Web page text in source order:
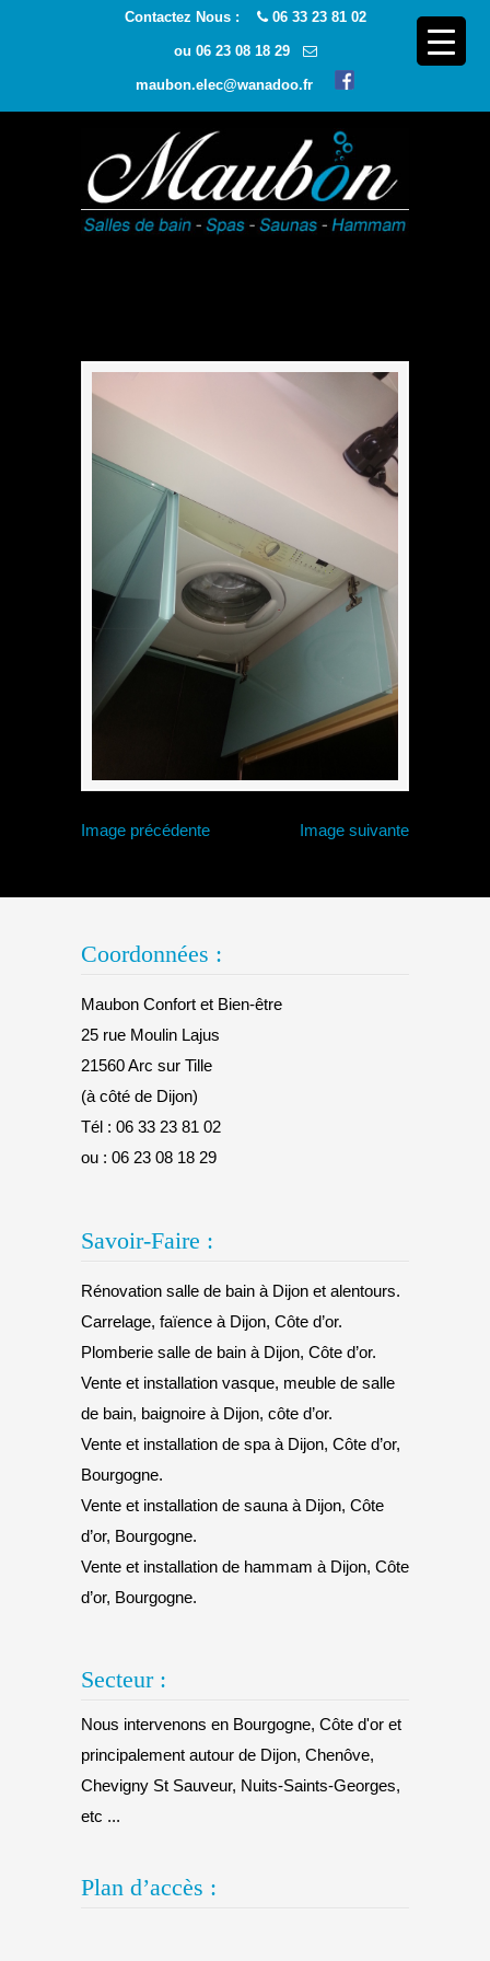
Contactez Nous : 06 33 23 81 02
ou 06 23 08 18 29
maubon.elec@wanadoo.fr
Image précédente Image suivante
Coordonnées :
Maubon Confort et Bien-être
25 rue Moulin Lajus
21560 Arc sur Tille
(à côté de Dijon)
Tél : 06 33 23 81 02
ou : 06 23 08 18 29
Savoir-Faire :
Rénovation salle de bain à Dijon et alentours.
Carrelage, faïence à Dijon, Côte d’or.
Plomberie salle de bain à Dijon, Côte d’or.
Vente et installation vasque, meuble de salle
de bain, baignoire à Dijon, côte d’or.
Vente et installation de spa à Dijon, Côte d’or,
Bourgogne.
Vente et installation de sauna à Dijon, Côte
d’or, Bourgogne.
Vente et installation de hammam à Dijon, Côte
d’or, Bourgogne.
Secteur :
Nous intervenons en Bourgogne, Côte d'or et
principalement autour de Dijon, Chenôve,
Chevigny St Sauveur, Nuits-Saints-Georges,
etc ...
Plan d’accès :